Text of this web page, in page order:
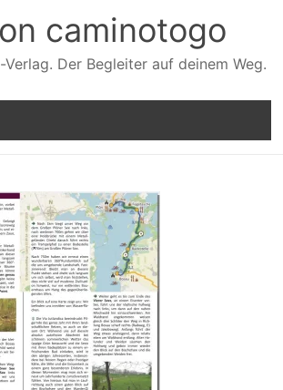
caminotogo
Der Begleiter auf deinem Weg.